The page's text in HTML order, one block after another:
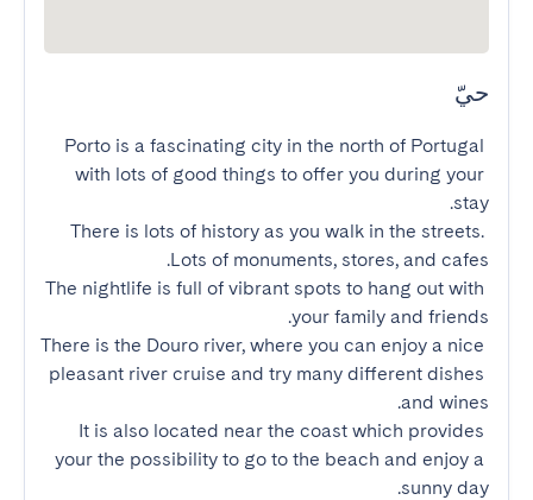
حيّ
Porto is a fascinating city in the north of Portugal
with lots of good things to offer you during your
There is lots of history as you walk in the streets.
The nightlife is full of vibrant spots to hang out with
There is the Douro river, where you can enjoy a nice
pleasant river cruise and try many different dishes
It is also located near the coast which provides
your the possibility to go to the beach and enjoy a
sunny day.